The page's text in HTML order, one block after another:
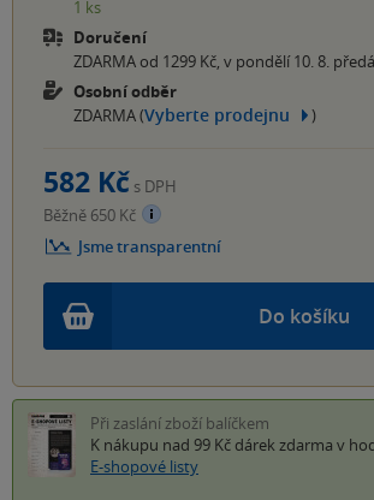
1 ks
Doručení
ZDARMA od 1299 Kč, v pondělí 10. 8.
Osobní odběr
ZDARMA (Vyberte prodejnu )
Do košíku
582 Kč s DPH
Běžně 650 Kč
Jsme transparentní
Při zaslání zboží balíčkem
K nákupu nad 99 Kč dárek zdarma v
E-shopové listy